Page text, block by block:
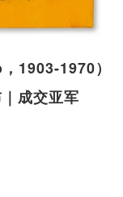
1903-1970）
成交亚军